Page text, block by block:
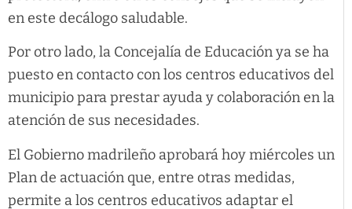
en este decálogo saludable.
Por otro lado, la Concejalía de Educación ya se ha
puesto en contacto con los centros educativos del
municipio para prestar ayuda y colaboración en la
atención de sus necesidades.
El Gobierno madrileño aprobará hoy miércoles un
Plan de actuación que, entre otras medidas,
permite a los centros educativos adaptar el